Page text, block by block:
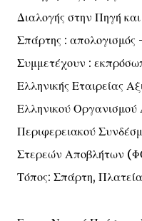
Διαλογής στην Πηγή
Σπάρτης : απολογισμός
Συμμετέχουν :
Ελληνικής Εταιρείας
Ελληνικού
Περιφερειακού
Στερεών Αποβλήτων
Τόπος: Σπάρτη,